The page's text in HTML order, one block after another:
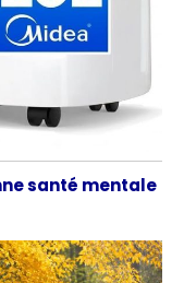
santé mentale